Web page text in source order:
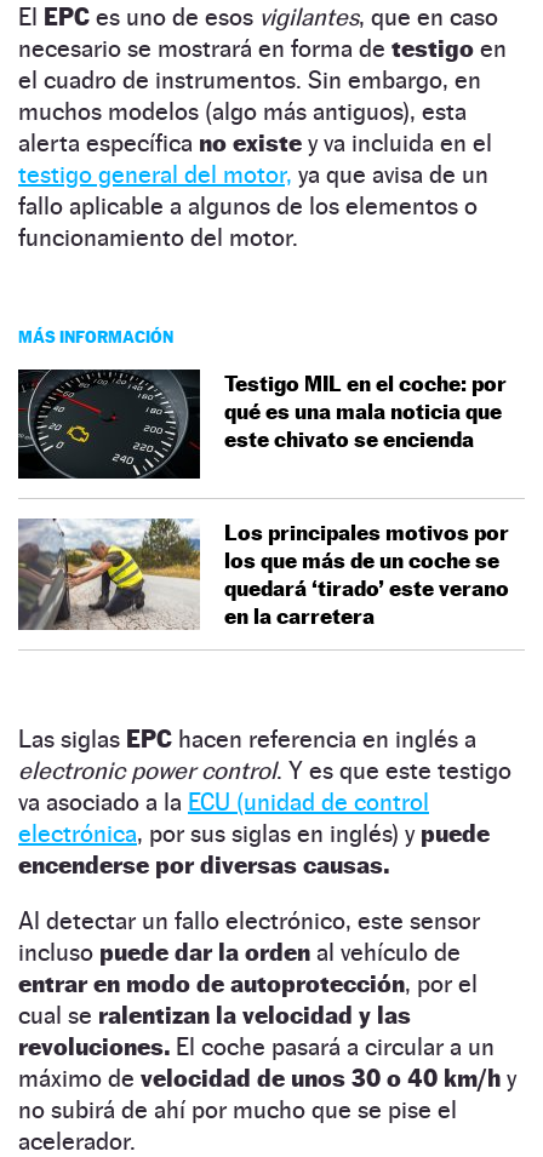
El EPC es uno de esos vigilantes, que en caso
necesario se mostrará en forma de testigo en
el cuadro de instrumentos. Sin embargo, en
muchos modelos (algo más antiguos), esta
alerta específica no existe y va incluida en el
testigo general del motor, ya que avisa de un
fallo aplicable a algunos de los elementos o
funcionamiento del motor.
MÁS INFORMACIÓN
Testigo MIL en el coche: por
qué es una mala noticia que
este chivato se encienda
Los principales motivos por
los que más de un coche se
quedará ‘tirado’ este verano
en la carretera
Las siglas EPC hacen referencia en inglés a
electronic power control. Y es que este testigo
va asociado a la ECU (unidad de control
electrónica, por sus siglas en inglés) y puede
encenderse por diversas causas.
Al detectar un fallo electrónico, este sensor
incluso puede dar la orden al vehículo de
entrar en modo de autoprotección, por el
cual se ralentizan la velocidad y las
revoluciones. El coche pasará a circular a un
máximo de velocidad de unos 30 o 40 km/h y
no subirá de ahí por mucho que se pise el
acelerador.